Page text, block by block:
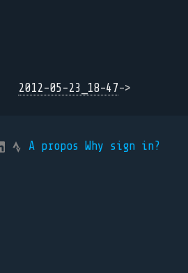
2012-05-23_18-47->
A propos Why sign in?